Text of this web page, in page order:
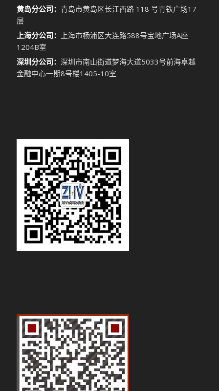
黄岛分公司： 青岛市黄岛区长江西路 118 号青铁广场17
层
上海分公司：
上海市杨浦区大连路588号宝地广场A座
1204B室
深圳分公司： 深圳市南山街道梦海大道5033号前海卓越
金融中心一期8号楼1405-10室